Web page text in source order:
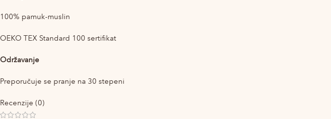
100% pamuk-muslin
OEKO TEX Standard 100 sertifikat
Održavanje
Preporučuje se pranje na 30 stepeni
Recenzije (0)